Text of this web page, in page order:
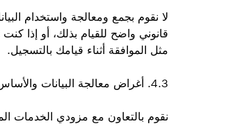
لا نقوم بجمع ومعالجة واستخدام
قانوني واضح للقيام بذلك، أو إذا
مثل الموافقة أثناء قيامك بالتسجيل.
4.3. أغراض معالجة البيانات والأساس القانوني
نقوم بالتعاون مع مزودي الخدمات